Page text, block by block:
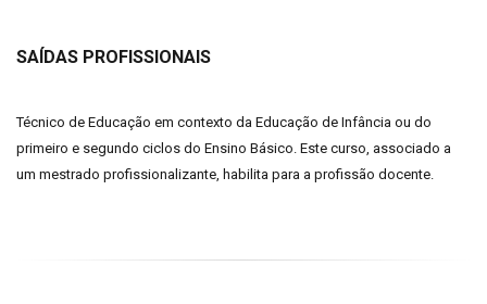
SAÍDAS PROFISSIONAIS
Técnico de Educação em contexto da Educação de Infância ou do
primeiro e segundo ciclos do Ensino Básico. Este curso, associado a
um mestrado profissionalizante, habilita para a profissão docente.